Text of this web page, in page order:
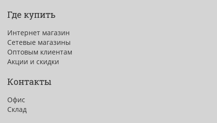
Где купить
Интернет магазин
Сетевые магазины
Оптовым клиентам
Акции и скидки
Контакты
Офис
Склад